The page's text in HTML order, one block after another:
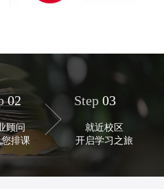
02
顾问
排课
Step 03
就近校区
开启学习之旅